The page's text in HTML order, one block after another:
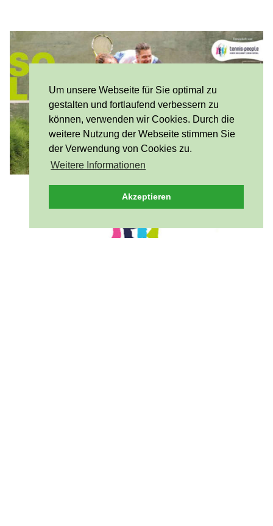
Um unsere Webseite für Sie optimal zu
gestalten und fortlaufend verbessern zu
können, verwenden wir Cookies. Durch die
weitere Nutzung der Webseite stimmen Sie
der Verwendung von Cookies zu.
Weitere Informationen
Akzeptieren